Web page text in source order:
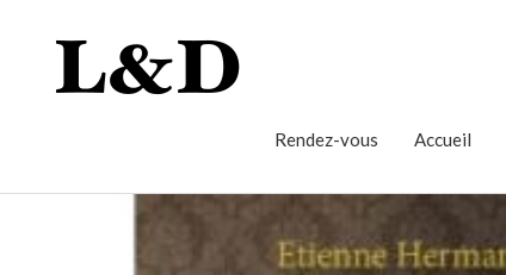
Rendez-vous Accueil